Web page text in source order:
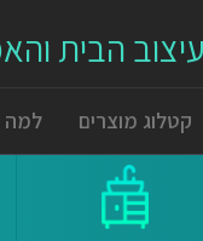
הבית
קטלוג מוצרים למה